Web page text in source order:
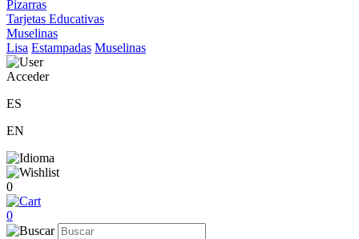
Pizarras
Tarjetas Educativas
Muselinas
Lisa Estampadas Muselinas
Acceder
ES
EN
0
0